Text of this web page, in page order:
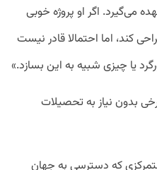
می‌گیرد. اگر او پروژه خوبی
کند، اما احتمالا قادر نیست
یا چیزی شبیه به این بسازد.»
بدون نیاز به تحصیلات
که دسترسی به جهان